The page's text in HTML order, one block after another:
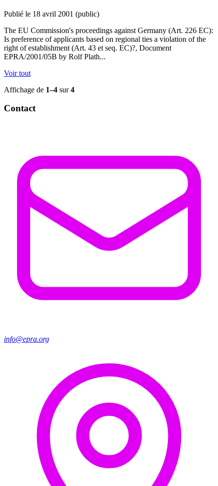
Publié le 18 avril 2001 (public)
The EU Commission's proceedings against Germany (Art. 226 EC):
Is preference of applicants based on regional ties a violation of the
right of establishment (Art. 43 et seq. EC)?, Document
EPRA/2001/05B by Rolf Plath...
Voir tout
Affichage de 1–4 sur4
Contact
info@epra.org